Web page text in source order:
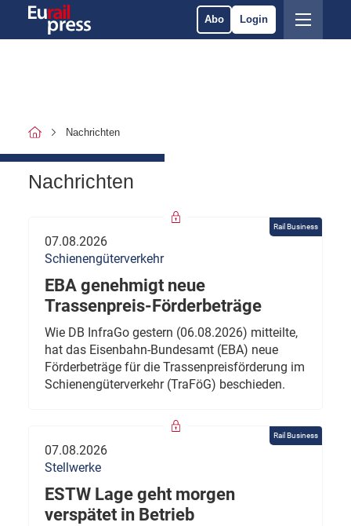
Abo Login
Nachrichten
Nachrichten
Rail Business
07.08.2026
Schienengüterverkehr
EBA genehmigt neue
Trassenpreis-Förderbeträge
Wie DB InfraGo gestern (06.08.2026) mitteilte,
hat das Eisenbahn-Bundesamt (EBA) neue
Förderbeträge für die Trassenpreisförderung im
Schienengüterverkehr (TraFöG) beschieden.
Rail Business
07.08.2026
Stellwerke
ESTW Lage geht morgen
verspätet in Betrieb